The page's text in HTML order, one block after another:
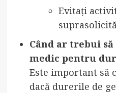
Evitați
Când ar trebui
medic pentru
Este important să
dacă durerile de